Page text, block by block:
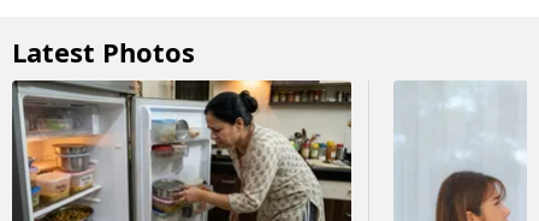
Latest Photos